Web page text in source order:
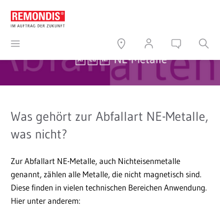
Was gehört zur Abfallart NE-Metalle,
was nicht?
Zur Abfallart NE-Metalle, auch Nichteisenmetalle
genannt, zählen alle Metalle, die nicht magnetisch sind.
Diese finden in vielen technischen Bereichen Anwendung.
Hier unter anderem: